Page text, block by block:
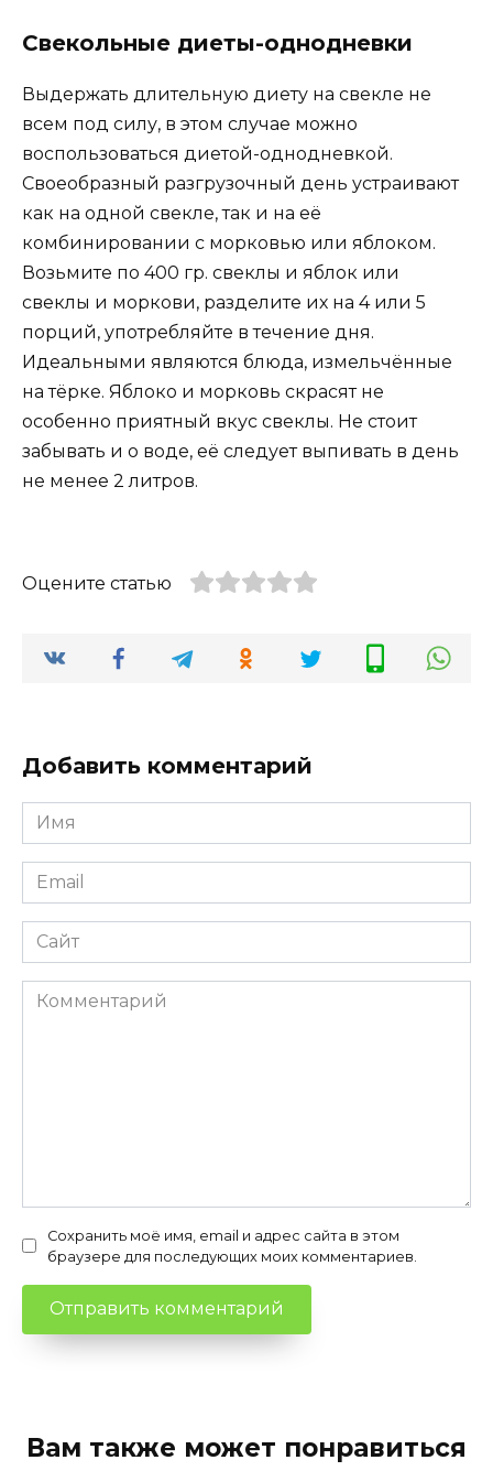
Свекольные диеты-однодневки
Выдержать длительную диету на свекле не
всем под силу, в этом случае можно
воспользоваться диетой-однодневкой.
Своеобразный разгрузочный день устраивают
как на одной свекле, так и на её
комбинировании с морковью или яблоком.
Возьмите по 400 гр. свеклы и яблок или
свеклы и моркови, разделите их на 4 или 5
порций, употребляйте в течение дня.
Идеальными являются блюда, измельчённые
на тёрке. Яблоко и морковь скрасят не
особенно приятный вкус свеклы. Не стоит
забывать и о воде, её следует выпивать в день
не менее 2 литров.
Оцените статью
Добавить комментарий
Имя
*
Email
*
Сайт
Комментарий
Сохранить моё имя, email и адрес сайта в этом
браузере для последующих моих комментариев.
Вам также может понравиться